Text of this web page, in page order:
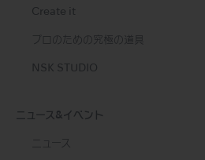
Create it
プロのための究極の道具
NSK STUDIO
ニュース&イベント
ニュース